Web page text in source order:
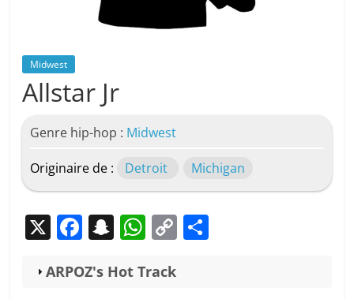
Midwest
Allstar Jr
Genre hip-hop : Midwest
Originaire de : Detroit Michigan
X F
c
S
a
W
at
C
ARPOZ's Hot Track